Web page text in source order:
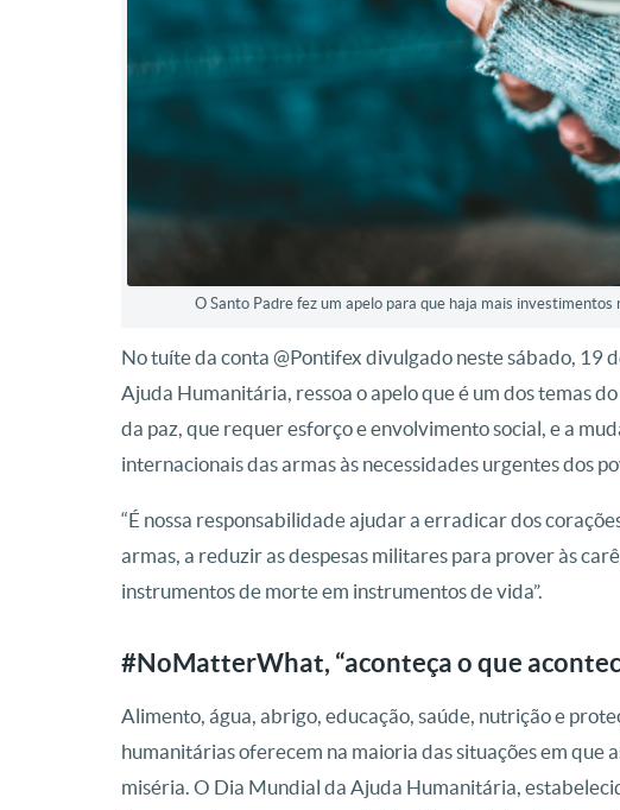
O Santo Padre fez um apelo para que haja mais
No tuíte da conta @Pontifex divulgado neste sábado, 19
Ajuda Humanitária, ressoa o apelo que é um dos temas
da paz, que requer esforço e envolvimento social, e a
internacionais das armas às necessidades urgentes dos
“É nossa responsabilidade ajudar a erradicar dos
armas, a reduzir as despesas militares para prover às
instrumentos de morte em instrumentos de vida”.
#NoMatterWhat, “aconteça o que
Alimento, água, abrigo, educação, saúde, nutrição e
humanitárias oferecem na maioria das situações em que
miséria. O Dia Mundial da Ajuda Humanitária,